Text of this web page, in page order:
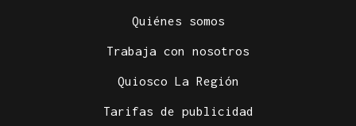
Quiénes somos
Trabaja con nosotros
Quiosco La Región
Tarifas de publicidad